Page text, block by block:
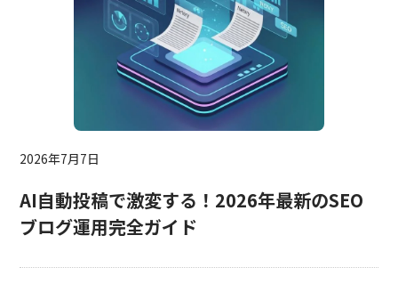
2026年7月7日
AI自動投稿で激変する！2026年最新のSEO
ブログ運用完全ガイド